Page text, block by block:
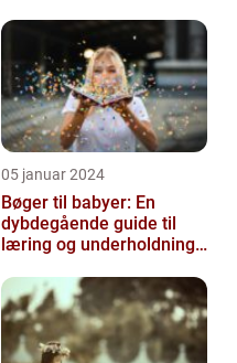
05 januar 2024
Bøger til babyer: En
dybdegående guide til
læring og underholdning